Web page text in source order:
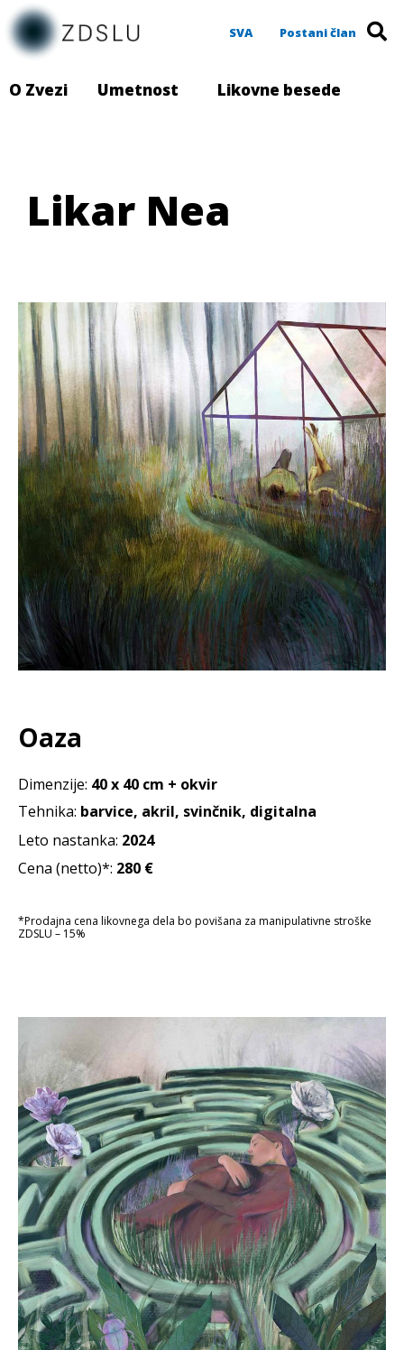
SVA Postani član
O Zvezi Umetnost Likovne besede
Likar Nea
Oaza
Dimenzije: 40 x 40 cm + okvir
Tehnika: barvice, akril, svinčnik, digitalna
Leto nastanka: 2024
Cena (netto)*: 280 €
*Prodajna cena likovnega dela bo povišana za manipulativne stroške
ZDSLU – 15%